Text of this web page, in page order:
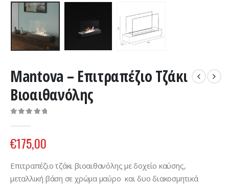
Mantova – Επιτραπέζιο Τζάκι
Βιοαιθανόλης
€175,00
Επιτραπέζιο τζάκι βιοαιθανόλης με δοχείο καύσης,
μεταλλική βάση σε χρώμα μαύρο και δυο διακοσμητικά